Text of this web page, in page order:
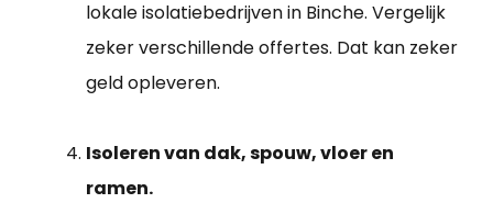
lokale isolatiebedrijven in Binche. Vergelijk
zeker verschillende offertes. Dat kan zeker
geld opleveren.
Isoleren van dak, spouw, vloer en
ramen.